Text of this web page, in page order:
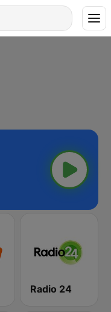
Radio 24